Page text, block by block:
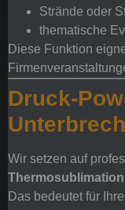
Strände oder
thematische
Diese Funktion
Druck-
Wir setzen auf
Das bedeutet für Ihre